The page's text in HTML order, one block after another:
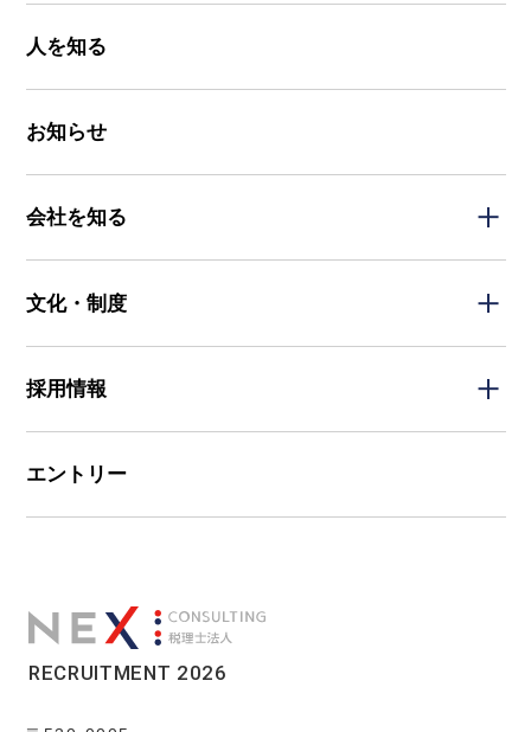
RECRUITMENT 2026
人を知る
お知らせ
会社を知る
文化・制度
採用情報
エントリー